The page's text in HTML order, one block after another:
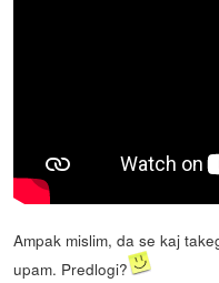
Ampak mislim, da se kaj
upam. Predlogi?